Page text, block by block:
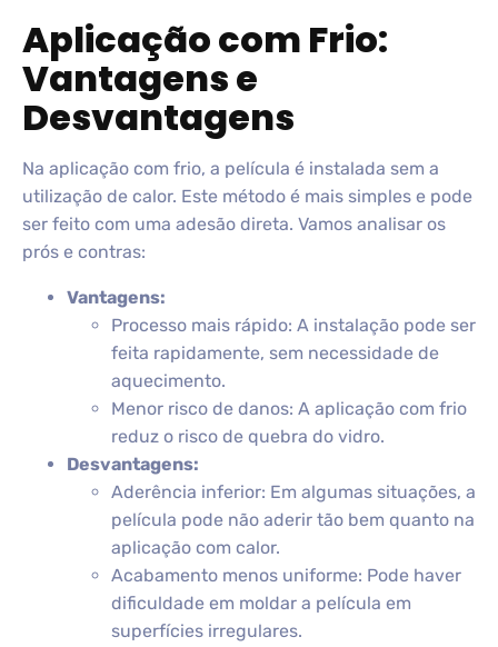
Aplicação com Frio:
Vantagens e
Desvantagens
Na aplicação com frio, a película é instalada sem a
utilização de calor. Este método é mais simples e pode
ser feito com uma adesão direta. Vamos analisar os
prós e contras:
Vantagens:
Processo mais rápido: A instalação pode ser
feita rapidamente, sem necessidade de
aquecimento.
Menor risco de danos: A aplicação com frio
reduz o risco de quebra do vidro.
Desvantagens:
Aderência inferior: Em algumas situações, a
película pode não aderir tão bem quanto na
aplicação com calor.
Acabamento menos uniforme: Pode haver
dificuldade em moldar a película em
superfícies irregulares.